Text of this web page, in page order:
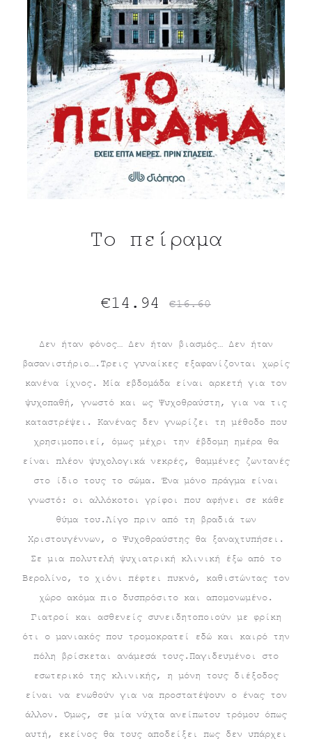
Το πείραμα
Δεν ήταν φόνος… Δεν ήταν βιασμός… Δεν ήταν
βασανιστήριο….Τρεις γυναίκες εξαφανίζονται χωρίς
κανένα ίχνος. Μία εβδομάδα είναι αρκετή για τον
ψυχοπαθή, γνωστό και ως Ψυχοθραύστη, για να τις
καταστρέψει. Κανένας δεν γνωρίζει τη μέθοδο που
χρησιμοποιεί, όμως μέχρι την έβδομη ημέρα θα
είναι πλέον ψυχολογικά νεκρές, θαμμένες ζωντανές
στο ίδιο τους το σώμα. Ένα μόνο πράγμα είναι
γνωστό: οι αλλόκοτοι γρίφοι που αφήνει σε κάθε
θύμα του.Λίγο πριν από τη βραδιά των
Χριστουγέννων, ο Ψυχοθραύστης θα ξαναχτυπήσει.
Σε μια πολυτελή ψυχιατρική κλινική έξω από το
Βερολίνο, το χιόνι πέφτει πυκνό, καθιστώντας τον
χώρο ακόμα πιο δυσπρόσιτο και απομονωμένο.
Γιατροί και ασθενείς συνειδητοποιούν με φρίκη
ότι ο μανιακός που τρομοκρατεί εδώ και καιρό την
πόλη βρίσκεται ανάμεσά τους.Παγιδευμένοι στο
εσωτερικό της κλινικής, η μόνη τους διέξοδος
είναι να ενωθούν για να προστατέψουν ο ένας τον
άλλον. Όμως, σε μία νύχτα ανείπωτου τρόμου όπως
αυτή, εκείνος θα τους αποδείξει πως δεν υπάρχει
€16.60
Original
price
was:
€16.60.
€14.94
Η
τρέχουσα
τιμή
είναι:
€14.94.